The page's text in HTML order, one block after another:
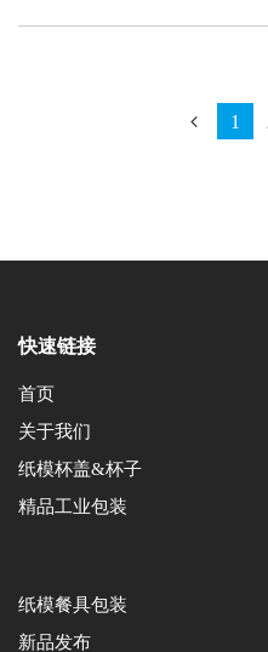
1
快速链接
首页
关于我们
纸模杯盖&杯子
精品工业包装
纸模餐具包装
新品发布